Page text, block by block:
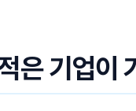
은 기업이